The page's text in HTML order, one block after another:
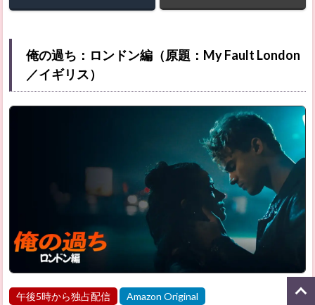
俺の過ち：ロンドン編（原題：My Fault London
／イギリス）
午後5時から独占配信 Amazon Original